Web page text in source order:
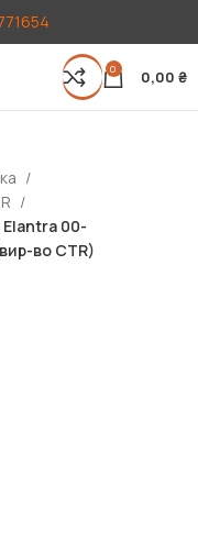
0 0,00 ₴
Elantra 00-
во CTR)